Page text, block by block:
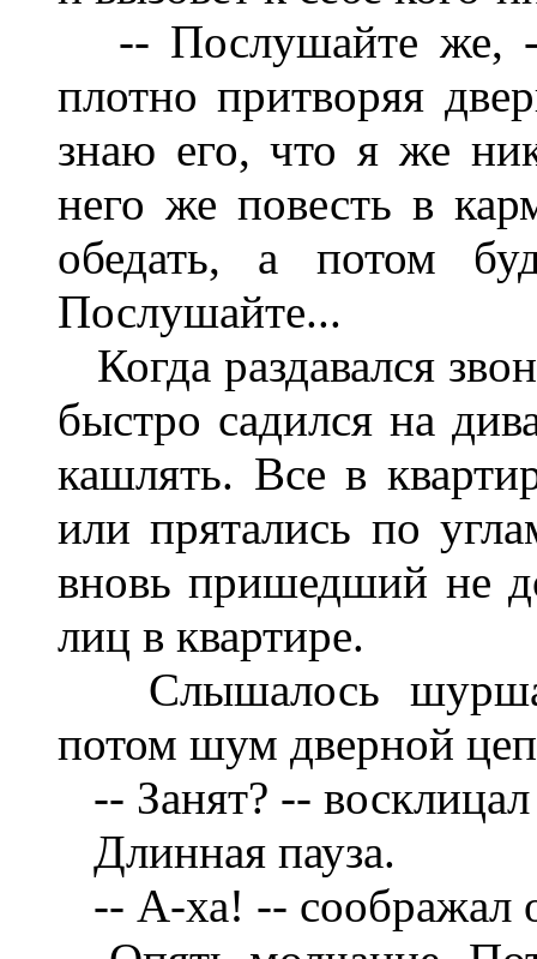
-- Послушайте же, --
плотно притворяя
знаю его, что я же
него же повесть в
обедать, а потом
Послушайте...
Когда раздавался
быстро садился на
кашлять. Все в
или прятались по
вновь пришедший не
лиц в квартире.
Слышалось
потом шум дверной
-- Занят? --
Длинная пауза.
-- А-ха! -- соображал